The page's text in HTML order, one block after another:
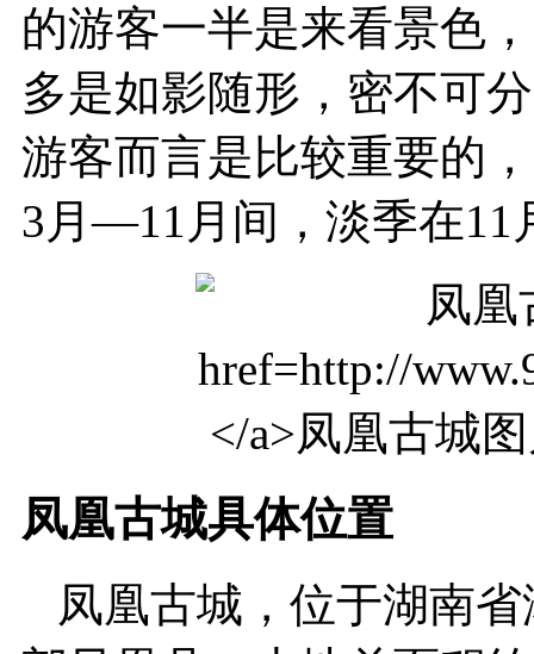
的游客一半是来看景色
多是如影随形，密不可
游客而言是比较重要的
3月—11月间，淡季在11
凤凰古城具体位置
凤凰古城，位于湖南